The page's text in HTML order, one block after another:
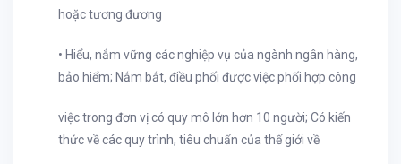
hoặc tương đương
• Hiểu, nắm vững các nghiệp vụ của ngành ngân hàng,
bảo hiểm; Nắm bắt, điều phối được việc phối hợp công
việc trong đơn vị có quy mô lớn hơn 10 người; Có kiến
thức về các quy trình, tiêu chuẩn của thế giới về